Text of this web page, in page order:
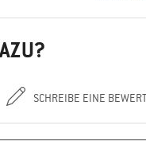
SCHREIBE EINE